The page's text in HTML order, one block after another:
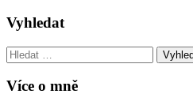
Vyhledat
Vyhledat:
Více o mně